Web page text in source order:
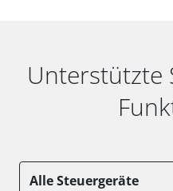
Unterstützte
Alle Steuergeräte